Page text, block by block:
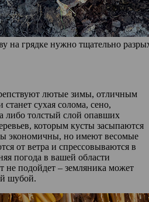
на грядке нужно тщательно
лютые зимы, отличным
сухая солома, сено,
либо толстый слой опавших
которым кусты засыпаются
экономичны, но имеют весомые
от ветра и спрессовываются в
погода в вашей области
не подойдет – земляника может
шубой.